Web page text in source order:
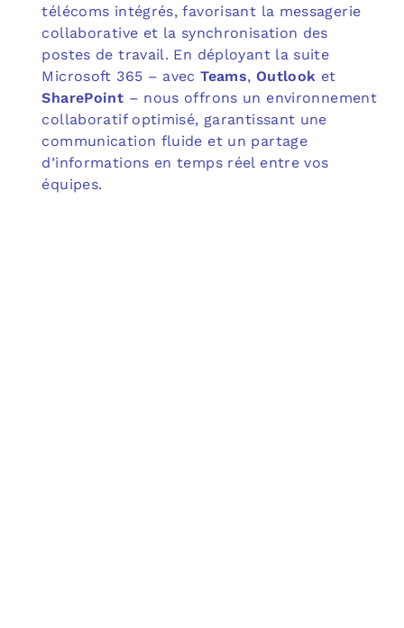
télécoms intégrés, favorisant la messagerie
collaborative et la synchronisation des
postes de travail. En déployant la suite
Microsoft 365 – avecTeams, Outlook et
SharePoint – nous offrons un environnement
collaboratif optimisé, garantissant une
communication fluide et un partage
d’informations en temps réel entre vos
équipes.